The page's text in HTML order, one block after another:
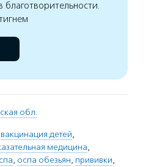
обл.
вакцинация детей,
медицина,
, оспа обезьян, прививки,